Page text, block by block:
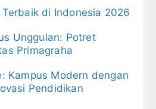
di Indonesia 2026
Unggulan: Potret
Primagraha
Kampus Modern dengan
Pendidikan